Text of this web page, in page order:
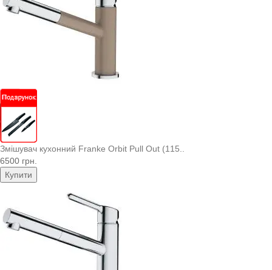
Змішувач кухонний Franke Orbit Pull Out (115..
6500 грн.
Купити